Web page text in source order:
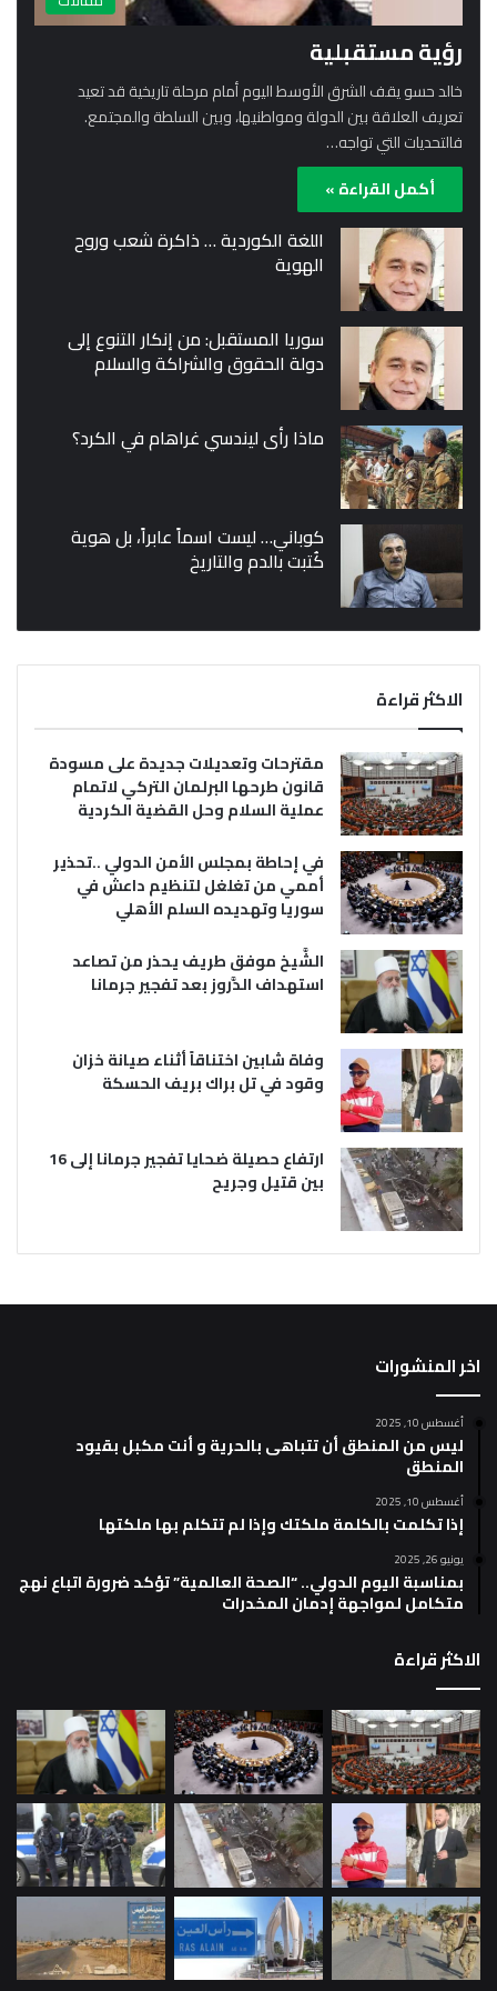
رؤية مستقبلية
خالد حسو يقف الشرق الأوسط اليوم أمام مرحلة تاريخية قد تعيد
تعريف العلاقة بين الدولة ومواطنيها، وبين السلطة والمجتمع.
فالتحديات التي تواجه…
أكمل القراءة »
اللغة الكوردية … ذاكرة شعب وروح
الهوية
سوريا المستقبل: من إنكار التنوع إلى
دولة الحقوق والشراكة والسلام
ماذا رأى ليندسي غراهام في الكرد؟
كوباني… ليست اسماً عابراً، بل هوية
كُتبت بالدم والتاريخ
الاكثر قراءة
مقترحات وتعديلات جديدة على مسودة
قانون طرحها البرلمان التركي لاتمام
عملية السلام وحل القضية الكردية
في إحاطة بمجلس الأمن الدولي ..تحذير
أممي من تغلغل لتنظيم داعش في
سوريا وتهديده السلم الأهلي
الشَّيخ موفق طريف يحذر من تصاعد
استهداف الدَّروز بعد تفجير جرمانا
وفاة شابين اختناقاً أثناء صيانة خزان
وقود في تل براك بريف الحسكة
ارتفاع حصيلة ضحايا تفجير جرمانا إلى 16
بين قتيل وجريح
اخر المنشورات
أغسطس 10, 2025
ليس من المنطق أن تتباهى بالحرية و أنت مكبل بقيود
المنطق
أغسطس 10, 2025
إذا تكلمت بالكلمة ملكتك وإذا لم تتكلم بها ملكتها
يونيو 26, 2025
بمناسبة اليوم الدولي.. “الصحة العالمية” تؤكد ضرورة اتباع نهج
متكامل لمواجهة إدمان المخدرات
الاكثر قراءة